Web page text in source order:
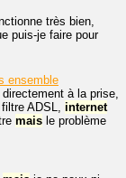
très bien,
puis-je faire pour
ensemble
à la prise,
ADSL, internet
mais le problème